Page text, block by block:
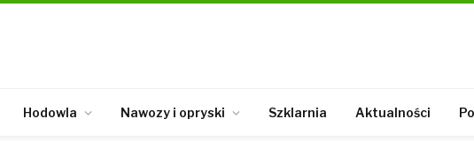
Hodowla Nawozy i opryski Szklarnia Aktualności